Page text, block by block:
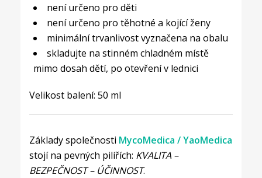
není určeno pro děti
není určeno pro těhotné a kojící ženy
minimální trvanlivost vyznačena na obalu
skladujte na stinném chladném místě
mimo dosah dětí, po otevření v lednici
Velikost balení: 50 ml
Základy společnosti MycoMedica / YaoMedica
stojí na pevných pilířích: KVALITA –
BEZPEČNOST – ÚČINNOST.